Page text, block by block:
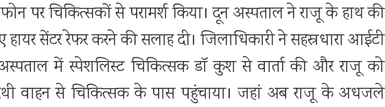
पर चिकित्सकों से परामर्श किया। दून अस्पताल ने राजू के हाथ की
सेंटर रेफर करने की सलाह दी। जिलाधिकारी ने सहस्रधारा आईटी
में स्पेशलिस्ट चिकित्सक डॉ कुश से वार्ता की और राजू को
वाहन से चिकित्सक के पास पहुंचाया। जहां अब राजू के अधजले